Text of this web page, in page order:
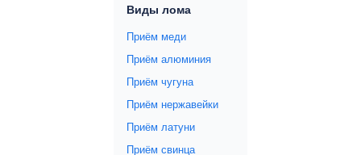
Виды лома
Приём меди
Приём алюминия
Приём чугуна
Приём нержавейки
Приём латуни
Приём свинца